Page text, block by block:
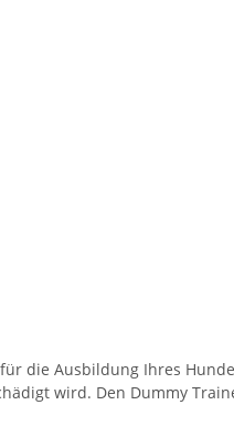
die Ausbildung Ihres
wird. Den Dummy